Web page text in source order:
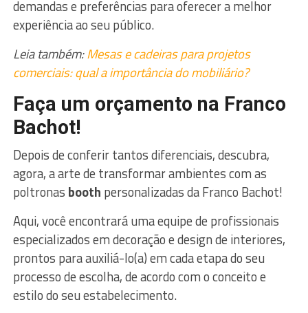
demandas e preferências para oferecer a melhor
experiência ao seu público.
Leia também:Mesas e cadeiras para projetos
comerciais: qual a importância do mobiliário?
Faça um orçamento na Franco
Bachot!
Depois de conferir tantos diferenciais, descubra,
agora, a arte de transformar ambientes com as
poltronas booth personalizadas da Franco Bachot!
Aqui, você encontrará uma equipe de profissionais
especializados em decoração e design de interiores,
prontos para auxiliá-lo(a) em cada etapa do seu
processo de escolha, de acordo com o conceito e
estilo do seu estabelecimento.